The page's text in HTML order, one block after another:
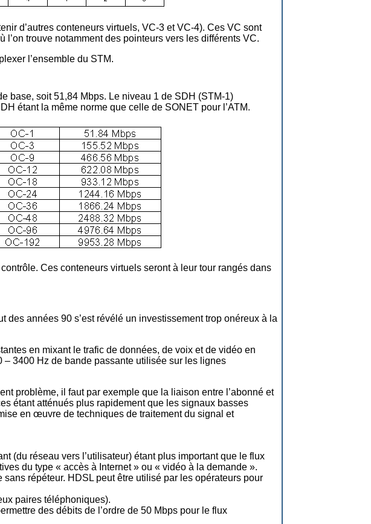
d’autres conteneurs virtuels, VC-3 et VC-4). Ces VC sont
trouve notamment des pointeurs vers les différents VC.
l’ensemble du STM.
base, soit 51,84 Mbps. Le niveau 1 de SDH (STM-1)
étant la même norme que celle de SONET pour l’ATM.
Ces conteneurs virtuels seront à leur tour rangés dans
années 90 s’est révélé un investissement trop onéreux à la
en mixant le trafic de données, de voix et de vidéo en
3400 Hz de bande passante utilisée sur les lignes
problème, il faut par exemple que la liaison entre l’abonné et
étant atténués plus rapidement que les signaux basses
en œuvre de techniques de traitement du signal et
(du réseau vers l’utilisateur) étant plus important que le flux
du type « accès à Internet » ou « vidéo à la demande ».
répéteur. HDSL peut être utilisé par les opérateurs pour
paires téléphoniques).
des débits de l’ordre de 50 Mbps pour le flux